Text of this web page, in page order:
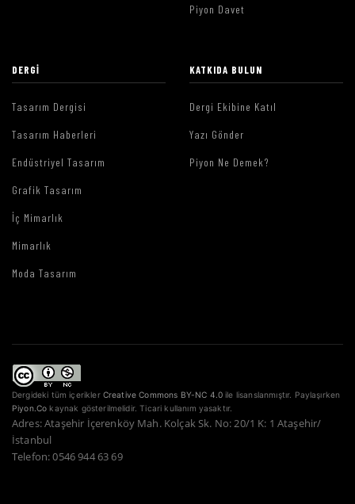
Piyon Davet
DERGI
Tasarım Dergisi
Tasarım Haberleri
Endüstriyel Tasarım
Grafik Tasarım
İç Mimarlık
Mimarlık
Moda Tasarım
KATKIDA BULUN
Dergi Ekibine Katıl
Yazı Gönder
Piyon Ne Demek?
Dergideki tüm içerikler Creative Commons BY-NC 4.0 ile lisanslanmıştır. Paylaşırken
Piyon.Co kaynak gösterilmelidir. Ticari kullanım yasaktır.
Adres: Ataşehir İçerenköy Mah. Kolçak Sk. No: 20/1 K: 1 Ataşehir/
İstanbul
Telefon: 0546 944 63 69